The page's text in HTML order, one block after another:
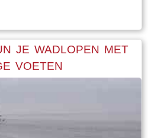
terp en haar bebouwing.
“rondje om de kerk”.
bij het
je via een voetpad van
De kerk is helaas dicht,
ook de moeite
historische houten
JE WADLOPEN MET
VOETEN